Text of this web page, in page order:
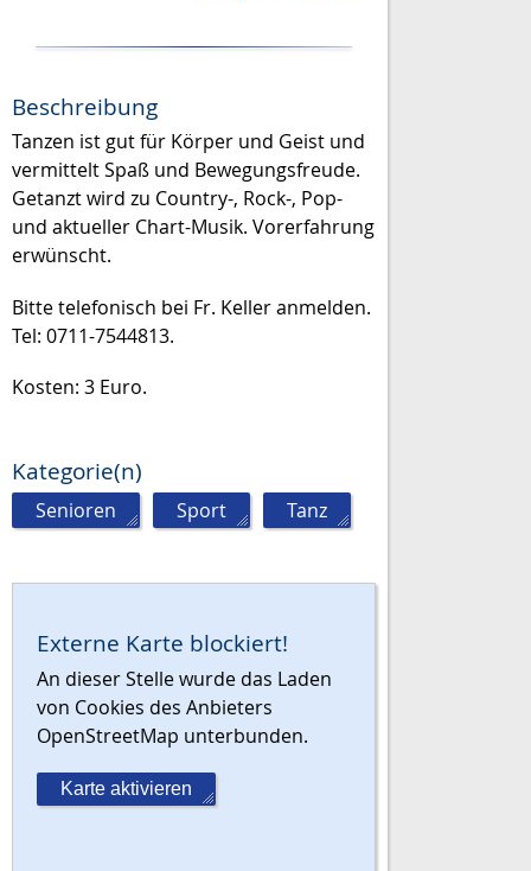
Beschreibung
Tanzen ist gut für Körper und Geist und
vermittelt Spaß und Bewegungsfreude.
Getanzt wird zu Country-, Rock-, Pop-
und aktueller Chart-Musik. Vorerfahrung
erwünscht.
Bitte telefonisch bei Fr. Keller anmelden.
Tel: 0711-7544813.
Kosten: 3 Euro.
Kategorie(n)
Senioren Sport Tanz
Externe Karte blockiert!
An dieser Stelle wurde das Laden
von Cookies des Anbieters
OpenStreetMap unterbunden.
Karte aktivieren